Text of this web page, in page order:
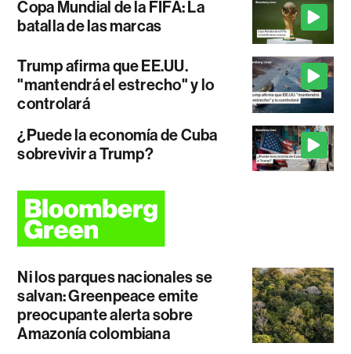
Copa Mundial de la FIFA: La
batalla de las marcas
Trump afirma que EE.UU.
"mantendrá el estrecho" y lo
controlará
¿Puede la economía de Cuba
sobrevivir a Trump?
Ni los parques nacionales se
salvan: Greenpeace emite
preocupante alerta sobre
Amazonía colombiana